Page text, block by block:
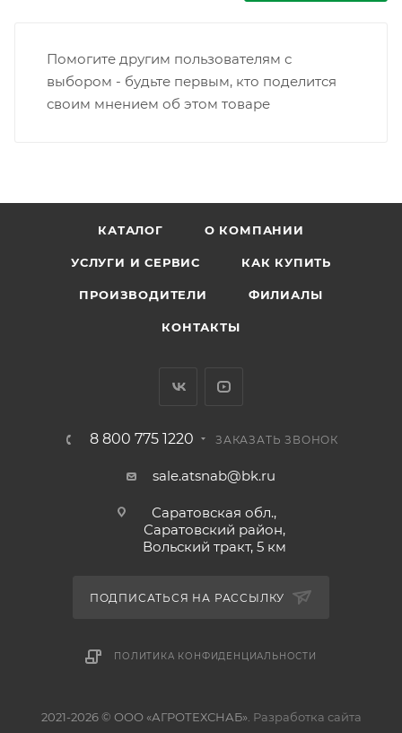
Помогите другим пользователям с
выбором - будьте первым, кто поделится
своим мнением об этом товаре
КАТАЛОГ О КОМПАНИИ
УСЛУГИ И СЕРВИС КАК КУПИТЬ
ПРОИЗВОДИТЕЛИ ФИЛИАЛЫ
КОНТАКТЫ
8 800 775 1220 ЗАКАЗАТЬ ЗВОНОК
sale.atsnab@bk.ru
Саратовская обл.,
Саратовский район,
Вольский тракт, 5 км
ПОДПИСАТЬСЯ НА РАССЫЛКУ
ПОЛИТИКА КОНФИДЕНЦИАЛЬНОСТИ
2021-2026 © ООО «АГРОТЕХСНАБ». Разработка сайта